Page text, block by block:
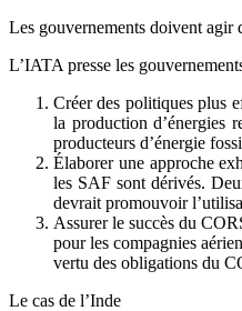
Les gouvernements doivent agir
L’IATA presse les
Créer des politiques plus
la production d’énergies
producteurs d’énergie
Élaborer une approche
les SAF sont dérivés.
devrait promouvoir
Assurer le succès du
pour les compagnies
vertu des obligations du
Le cas de l’Inde